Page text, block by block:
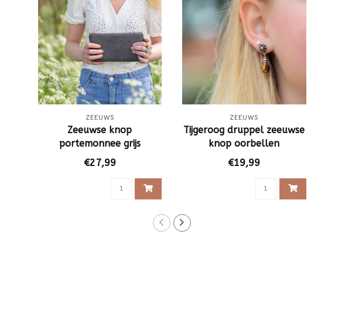
ZEEUWS
Zeeuwse knop
portemonnee grijs
€27,99
ZEEUWS
Tijgeroog druppel zeeuwse
knop oorbellen
€19,99